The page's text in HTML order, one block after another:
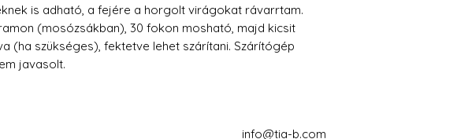
is adható, a fejére a horgolt virágokat rávarrtam.
(mosózsákban), 30 fokon mosható, majd kicsit
(ha szükséges), fektetve lehet szárítani. Szárítógép
javasolt.
info@tia-b.com